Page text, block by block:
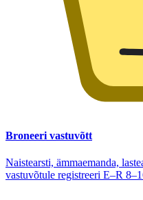
Broneeri vastuvõtt
Naistearsti, ämmaemanda,
vastuvõtule registreeri E–R